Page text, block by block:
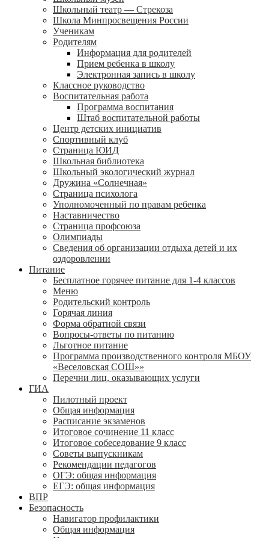
Школьный театр — Стрекоза
Школа Минпросвещения России
Ученикам
Родителям
Информация для родителей
Прием ребенка в школу
Электронная запись в школу
Классное руководство
Воспитательная работа
Программа воспитания
Штаб воспитательной работы
Центр детских инициатив
Спортивный клуб
Страница ЮИД
Школьная библиотека
Школьный экологический журнал
Дружина «Солнечная»
Страница психолога
Уполномоченный по правам ребенка
Наставничество
Страница профсоюза
Олимпиады
Сведения об организации отдыха детей и их
оздоровлении
Питание
Бесплатное горячее питание для 1-4 классов
Меню
Родительский контроль
Горячая линия
Форма обратной связи
Вопросы-ответы по питанию
Льготное питание
Программа производственного контроля МБОУ
«Веселовская СОШ»»
Перечни лиц, оказывающих услуги
ГИА
Пилотный проект
Общая информация
Расписание экзаменов
Итоговое сочинение 11 класс
Итоговое собеседование 9 класс
Советы выпускникам
Рекомендации педагогов
ОГЭ: общая информация
ЕГЭ: общая информация
ВПР
Безопасность
Навигатор профилактики
Общая информация